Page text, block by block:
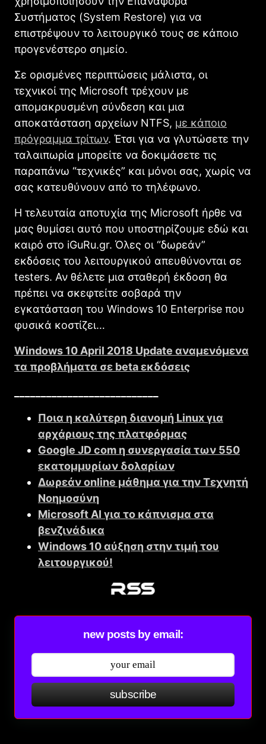
Συστήματος (System Restore) για να
επιστρέψουν το λειτουργικό τους σε κάποιο
προγενέστερο σημείο.
Σε ορισμένες περιπτώσεις μάλιστα, οι
τεχνικοί της Microsoft τρέχουν με
απομακρυσμένη σύνδεση και μια
αποκατάσταση αρχείων NTFS, με κάποιο
πρόγραμμα τρίτων. Έτσι για να γλυτώσετε την
ταλαιπωρία μπορείτε να δοκιμάσετε τις
παραπάνω “τεχνικές” και μόνοι σας, χωρίς να
σας κατευθύνουν από το τηλέφωνο.
H τελευταία αποτυχία της Microsoft ήρθε να
μας θυμίσει αυτό που υποστηρίζουμε εδώ και
καιρό στο iGuRu.gr. Όλες οι “δωρεάν”
εκδόσεις του λειτουργικού απευθύνονται σε
testers. Αν θέλετε μια σταθερή έκδοση θα
πρέπει να σκεφτείτε σοβαρά την
εγκατάσταση του Windows 10 Enterprise που
φυσικά κοστίζει…
Windοws 10 April 2018 Update αναμενόμενα
τα προβλήματα σε beta εκδόσεις
Ποια η καλύτερη διανομή Linux για
αρχάριους της πλατφόρμας
Google JD com η συνεργασία των 550
εκατομμυρίων δολαρίων
Δωρεάν online μάθημα για την Τεχνητή
Νοημοσύνη
Microsoft AI για το κάπνισμα στα
βενζινάδικα
Windοws 10 αύξηση στην τιμή του
λειτουργικού!
new posts by email:
subscribe